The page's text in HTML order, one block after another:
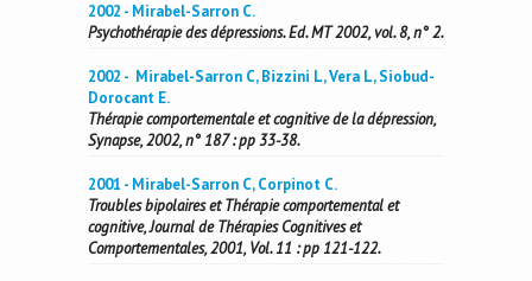
2002 - Mirabel-Sarron C.
Psychothérapie des dépressions. Ed. MT 2002, vol. 8, n° 2.
2002 - Mirabel-Sarron C, Bizzini L, Vera L, Siobud-
Dorocant E.
Thérapie comportementale et cognitive de la dépression,
Synapse, 2002, n° 187 : pp 33-38.
2001 - Mirabel-Sarron C, Corpinot C.
Troubles bipolaires et Thérapie comportemental et
cognitive, Journal de Thérapies Cognitives et
Comportementales, 2001, Vol. 11 : pp 121-122.